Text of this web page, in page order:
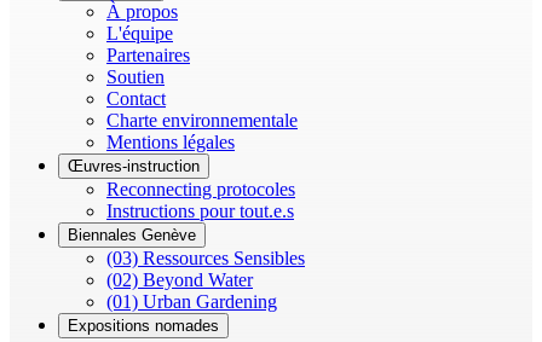
À propos
L'équipe
Partenaires
Soutien
Contact
Charte environnementale
Mentions légales
Œuvres-instruction
Reconnecting protocoles
Instructions pour tout.e.s
Biennales Genève
(03) Ressources Sensibles
(02) Beyond Water
(01) Urban Gardening
Expositions nomades